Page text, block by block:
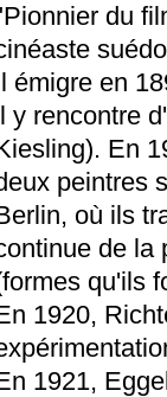
du
émigre en
y rencontre
En
peintres
où ils
de la
qu'ils
1920,
1921,